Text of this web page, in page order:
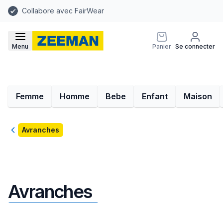
Collabore avec FairWear
Menu Panier Se connecter
Femme Homme Bebe Enfant Maison
RetourAvranches
Avranches